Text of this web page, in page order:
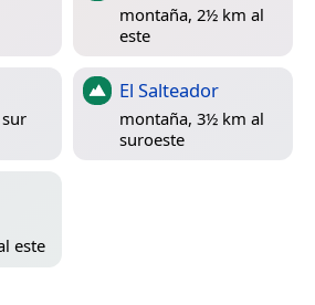
montaña, 2½ km al
este
El Salteador
montaña, 3½ km al
suroeste
este